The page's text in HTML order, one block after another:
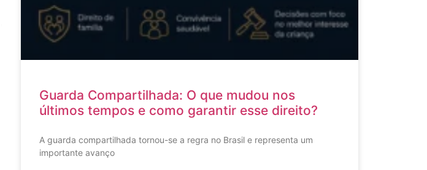
Guarda Compartilhada: O que mudou nos
últimos tempos e como garantir esse direito?
A guarda compartilhada tornou-se a regra no Brasil e representa um
importante avanço